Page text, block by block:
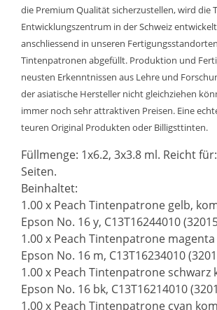
die Premium Qualität sicherzustellen, wird die
Entwicklungszentrum in der Schweiz
anschliessend in unseren
Tintenpatronen abgefüllt. Produktion und
neusten Erkenntnissen aus Lehre und
der asiatische Hersteller nicht gleichziehen
immer noch sehr attraktiven Preisen. Eine
teuren Original Produkten oder Billigsttinten.
Füllmenge: 1x6.2, 3x3.8 ml. Reicht
Seiten.
Beinhaltet:
1.00 x Peach Tintenpatrone gelb,
Epson No. 16 y, C13T16244010
1.00 x Peach Tintenpatrone
Epson No. 16 m, C13T16234010
1.00 x Peach Tintenpatrone schwarz
Epson No. 16 bk, C13T16214010
1.00 x Peach Tintenpatrone cyan